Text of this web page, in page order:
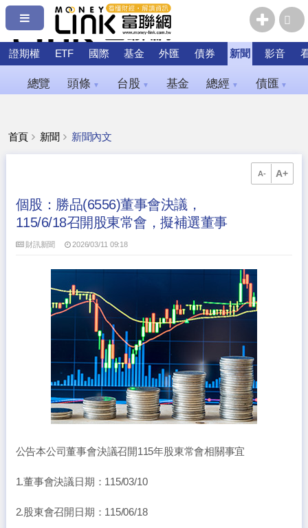
證期權 ETF 國際 基金 外匯 債券 新聞 影音
總覽 頭條 ▼ 台股 ▼ 基金 總經 ▼ 債匯 ▼
首頁 新聞 新聞內文
A- A+
個股：勝品(6556)董事會決議，
115/6/18召開股東常會，擬補選董事
財訊新聞 2026/03/11 09:18
公告本公司董事會決議召開115年股東常會相關事宜
1.董事會決議日期：115/03/10
2.股東會召開日期：115/06/18